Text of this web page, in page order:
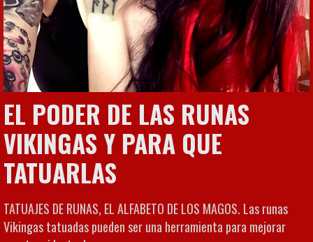
EL PODER DE LAS RUNAS
VIKINGAS Y PARA QUE
TATUARLAS
TATUAJES DE RUNAS, EL ALFABETO DE LOS MAGOS. Las runas
Vikingas tatuadas pueden ser una herramienta para mejorar